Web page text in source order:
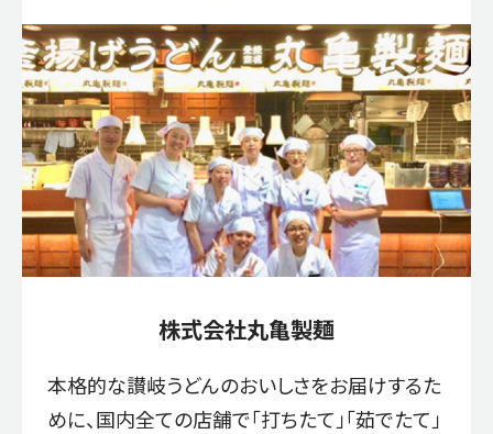
株式会社丸亀製麺
本格的な讃岐うどんのおいしさをお届けするた
めに、国内全ての店舗で「打ちたて」「茹でたて」